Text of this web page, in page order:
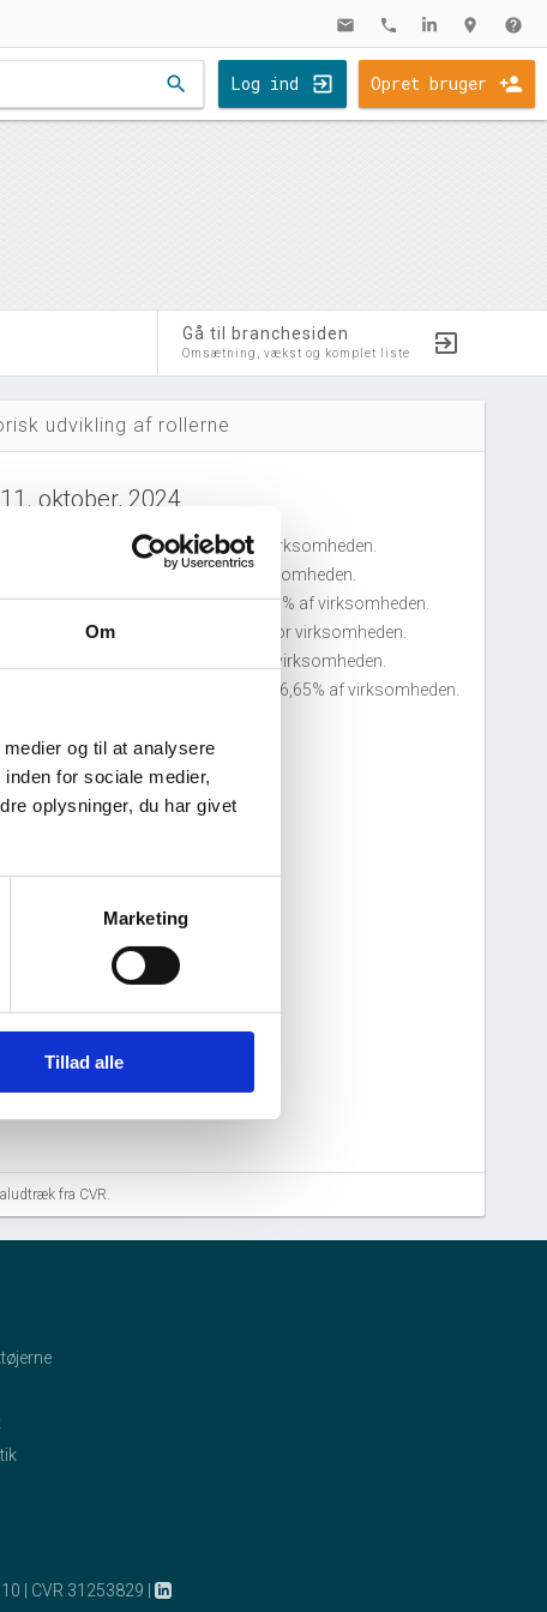
Om
og til at analysere
for sociale medier,
oplysninger, du har givet
Marketing
Tillad alle
mail phone location_on help
search Log ind Opret bruger
Gå til branchesiden
Omsætning, vækst og komplet liste
udvikling af rollerne
11. oktober, 2024
tiltrådte som direktør for virksomheden.
tiltrådte som stifter af virksomheden.
Louise Bietiltrådte som ejer 50 - 66,65% af virksomheden.
Riccardo Laratiltrådte som direktør for virksomheden.
tiltrådte som stifter af virksomheden.
tiltrådte som ejer 50 - 66,65% af virksomheden.
fra CVR.
CVR 31253829